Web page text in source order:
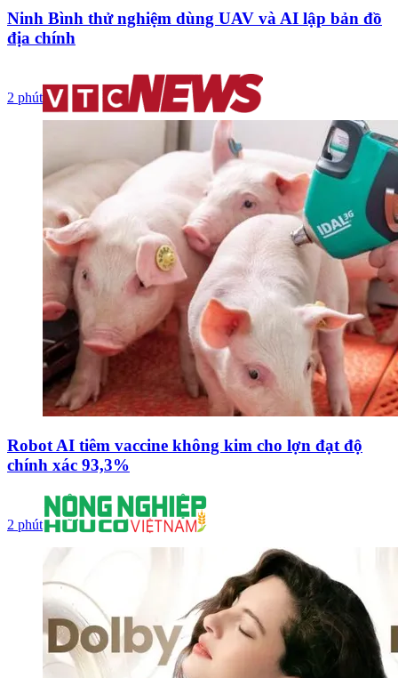
Ninh Bình thử nghiệm dùng UAV và AI lập bản đồ
địa chính
2 phút
Robot AI tiêm vaccine không kim cho lợn đạt độ
chính xác 93,3%
2 phút